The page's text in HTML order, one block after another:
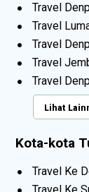
Travel
Travel
Travel
Travel
Travel
Lihat
Kota-kota
Travel Ke
Travel Ke